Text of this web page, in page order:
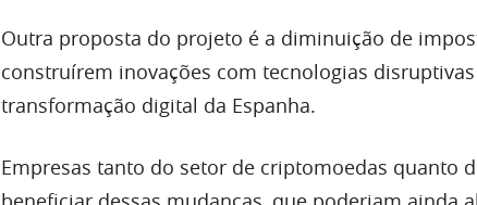
Outra proposta do projeto é a diminuição de
construírem inovações com tecnologias
transformação digital da Espanha.
Empresas tanto do setor de criptomoedas quanto